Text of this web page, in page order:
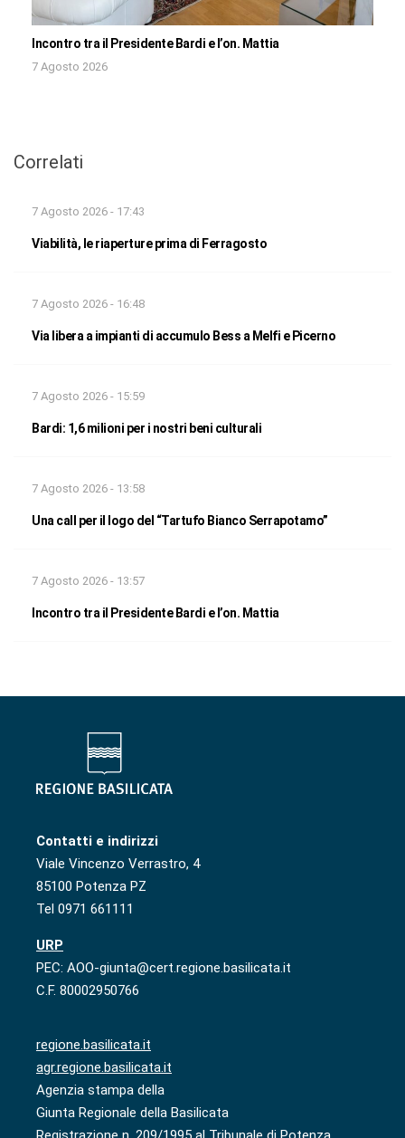
Incontro tra il Presidente Bardi e l’on. Mattia
7 Agosto 2026
Correlati
7 Agosto 2026 - 17:43
Viabilità, le riaperture prima di Ferragosto
7 Agosto 2026 - 16:48
Via libera a impianti di accumulo Bess a Melfi e Picerno
7 Agosto 2026 - 15:59
Bardi: 1,6 milioni per i nostri beni culturali
7 Agosto 2026 - 13:58
Una call per il logo del “Tartufo Bianco Serrapotamo”
7 Agosto 2026 - 13:57
Incontro tra il Presidente Bardi e l’on. Mattia
Contatti e indirizzi
Viale Vincenzo Verrastro, 4
85100 Potenza PZ
Tel 0971 661111
URP
PEC: AOO-giunta@cert.regione.basilicata.it
C.F. 80002950766
regione.basilicata.it
agr.regione.basilicata.it
Agenzia stampa della
Giunta Regionale della Basilicata